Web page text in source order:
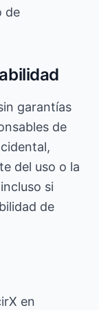
de
garantías
de
del uso o la
si
de
en